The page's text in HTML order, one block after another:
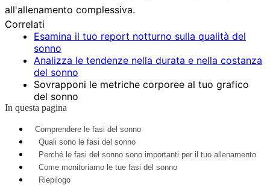
all'allenamento complessiva.
Correlati
Esamina il tuo report notturno sulla qualità del
sonno
Analizza le tendenze nella durata e nella costanza
del sonno
Sovrapponi le metriche corporee al tuo grafico
del sonno
In questa pagina
Comprendere le fasi del sonno
Quali sono le fasi del sonno
Perché le fasi del sonno sono importanti per il tuo allenamento
Come monitoriamo le tue fasi del sonno
Riepilogo